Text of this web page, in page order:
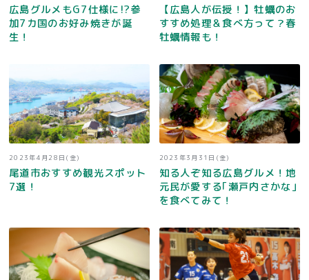
広島グルメもG7仕様に!?参
加7カ国のお好み焼きが誕
生！
【広島人が伝授！】牡蠣のお
すすめ処理＆食べ方って？春
牡蠣情報も！
2023年4月28日(金)
尾道市おすすめ観光スポット
7選！
2023年3月31日(金)
知る人ぞ知る広島グルメ！地
元民が愛する｢瀬戸内さかな｣
を食べてみて！